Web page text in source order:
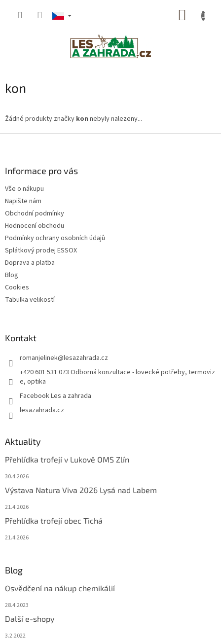
kon
Žádné produkty značky kon nebyly nalezeny...
Informace pro vás
Vše o nákupu
Napište nám
Obchodní podmínky
Hodnocení obchodu
Podmínky ochrany osobních údajů
Splátkový prodej ESSOX
Doprava a platba
Blog
Cookies
Tabulka velikostí
Kontakt
romanjelinek@lesazahrada.cz
+420 601 531 073 Odborná konzultace - lovecké potřeby, termoviz
e, optika
Facebook Les a zahrada
lesazahrada.cz
Aktuality
Přehlídka trofejí v Lukově OMS Zlín
30.4.2026
Výstava Natura Viva 2026 Lysá nad Labem
21.4.2026
Přehlídka trofejí obec Tichá
21.4.2026
Blog
Osvědčení na nákup chemikálií
28.4.2023
Další e-shopy
3.2.2022